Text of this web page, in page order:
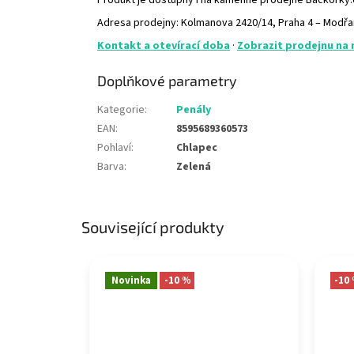
Související produkty
Novinka -10 % -10
Adresa prodejny: Kolmanova 2420/14, Praha 4 –
Kontakt a otevírací doba · Zobrazit prodejnu na
Doplňkové parametry
Kategorie:
Penály
EAN:
8595689360573
Pohlaví:
Chlapec
Barva: Zelená